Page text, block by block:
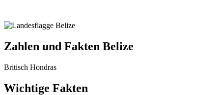
Zahlen und Fakten Belize
Britisch Hondras
Wichtige Fakten